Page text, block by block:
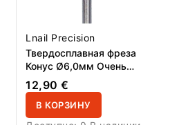
Lnail Precision
Твердосплавная фреза
Конус Ø6,0мм Очень
Грубая DLC Крестовая
насечка Super Cut РЧ
14,6мм
12,90 €
В КОРЗИНУ